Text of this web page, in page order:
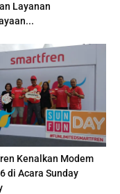
Layanan
Kenalkan Modem
di Acara Sunday